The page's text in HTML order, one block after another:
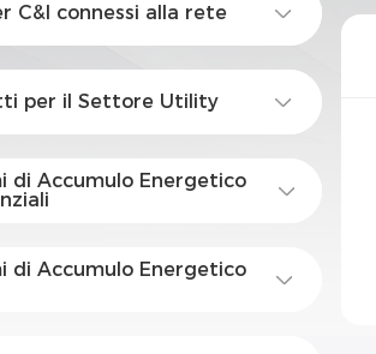
C&I connessi alla rete
per il Settore Utility
di Accumulo Energetico
di Accumulo Energetico